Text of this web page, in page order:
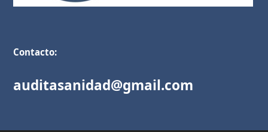
Contacto:
auditasanidad@gmail.com